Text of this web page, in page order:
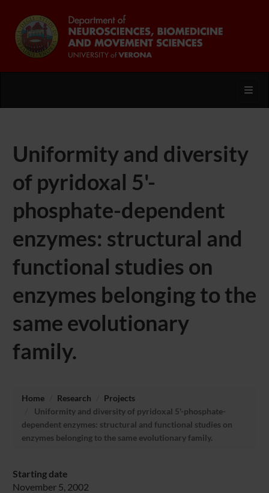
Uniformity and diversity
of pyridoxal 5'-
phosphate-dependent
enzymes: structural and
functional studies on
enzymes belonging to the
same evolutionary
family.
Home Research
Projects
Uniformity and diversity of pyridoxal 5'-phosphate-
dependent enzymes: structural and functional studies on
enzymes belonging to the same evolutionary family.
Starting date
November 5, 2002